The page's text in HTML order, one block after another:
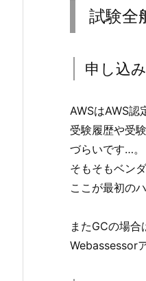
試験全
申し込み
AWSはAWS認
受験履歴や受
づらいです…。
そもそもベン
ここが最初の
またGCの場
Webassessor